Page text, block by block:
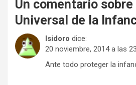
Un comentario sobre
Universal de la
Isidoro dice:
20 noviembre, 2014 a las
Ante todo proteger la